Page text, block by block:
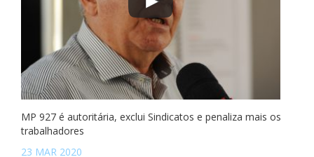
MP 927 é autoritária, exclui Sindicatos e penaliza mais os
trabalhadores
23 MAR 2020